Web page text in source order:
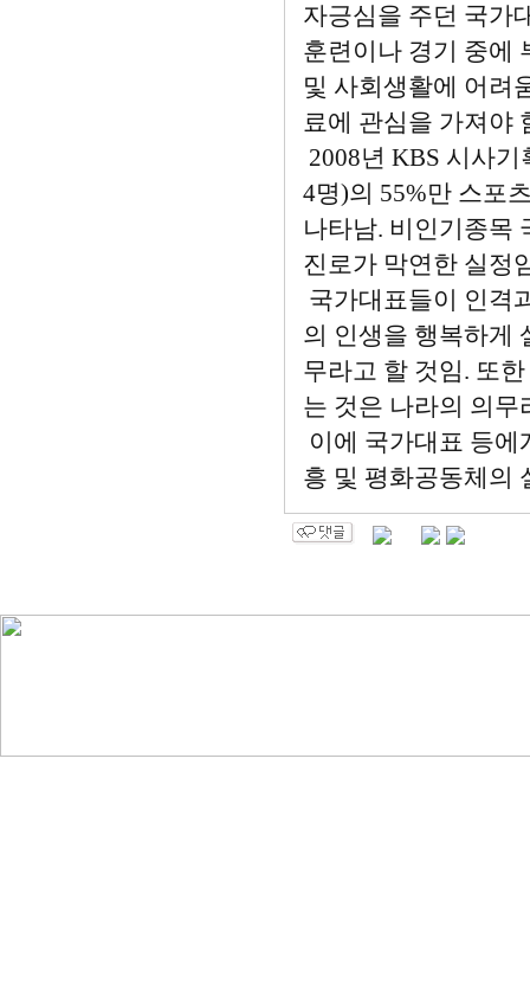
자긍심을 주던 국가
훈련이나 경기 중에
및 사회생활에 어려
료에 관심을 가져야
2008년 KBS 시사
4명)의 55%만 스포
나타남. 비인기종목
진로가 막연한 실정
국가대표들이 인격
의 인생을 행복하게
무라고 할 것임. 또
는 것은 나라의 의무
이에 국가대표 등
흥 및 평화공동체의